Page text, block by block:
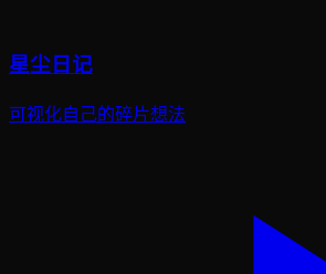
星尘日记
可视化自己的碎片想法